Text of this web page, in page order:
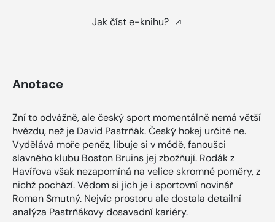
Jak číst e-knihu?
Anotace
Zní to odvážně, ale český sport momentálně nemá větší
hvězdu, než je David Pastrňák. Český hokej určitě ne.
Vydělává moře peněz, libuje si v módě, fanoušci
slavného klubu Boston Bruins jej zbožňují. Rodák z
Havířova však nezapomíná na velice skromné poměry, z
nichž pochází. Vědom si jich je i sportovní novinář
Roman Smutný. Nejvíc prostoru ale dostala detailní
analýza Pastrňákovy dosavadní kariéry.